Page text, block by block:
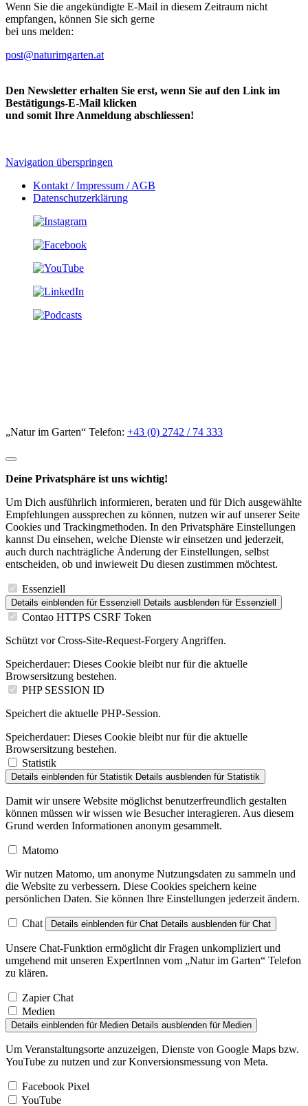
Wenn Sie die angekündigte E-Mail in diesem Zeitraum nicht
empfangen, können Sie sich gerne
bei uns melden:
post@naturimgarten.at
Den Newsletter erhalten Sie erst, wenn Sie auf den Link im
Bestätigungs-E-Mail klicken
und somit Ihre Anmeldung abschliessen!
Navigation überspringen
Kontakt / Impressum / AGB
Datenschutzerklärung
„Natur im Garten“ Telefon: +43 (0) 2742 / 74 333
Deine Privatsphäre ist uns wichtig!
Um Dich ausführlich informieren, beraten und für Dich ausgewählte
Empfehlungen aussprechen zu können, nutzen wir auf unserer Seite
Cookies und Trackingmethoden. In den Privatsphäre Einstellungen
kannst Du einsehen, welche Dienste wir einsetzen und jederzeit,
auch durch nachträgliche Änderung der Einstellungen, selbst
entscheiden, ob und inwieweit Du diesen zustimmen möchtest.
Essenziell
Details einblenden für Essenziell Details ausblenden für Essenziell
Contao HTTPS CSRF Token
Schützt vor Cross-Site-Request-Forgery Angriffen.
Speicherdauer: Dieses Cookie bleibt nur für die aktuelle
Browsersitzung bestehen.
PHP SESSION ID
Speichert die aktuelle PHP-Session.
Speicherdauer: Dieses Cookie bleibt nur für die aktuelle
Browsersitzung bestehen.
Statistik
Details einblenden für Statistik Details ausblenden für Statistik
Damit wir unsere Website möglichst benutzerfreundlich gestalten
können müssen wir wissen wie Besucher interagieren. Aus diesem
Grund werden Informationen anonym gesammelt.
Matomo
Wir nutzen Matomo, um anonyme Nutzungsdaten zu sammeln und
die Website zu verbessern. Diese Cookies speichern keine
persönlichen Daten. Sie können Ihre Einstellungen jederzeit ändern.
Chat Details einblenden für Chat Details ausblenden für Chat
Unsere Chat-Funktion ermöglicht dir Fragen unkompliziert und
umgehend mit unseren ExpertInnen vom „Natur im Garten“ Telefon
zu klären.
Zapier Chat
Medien
Details einblenden für Medien Details ausblenden für Medien
Um Veranstaltungsorte anzuzeigen, Dienste von Google Maps bzw.
YouTube zu nutzen und zur Konversionsmessung von Meta.
Facebook Pixel
YouTube